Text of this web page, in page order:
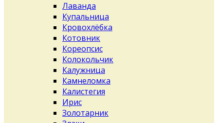
Лаванда
Купальница
Кровохлёбка
Котовник
Кореопсис
Колокольчик
Калужница
Камнеломка
Калистегия
Ирис
Золотарник